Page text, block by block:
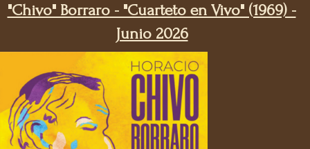
"Chivo" Borraro - "Cuarteto en Vivo" (1969) -
Junio 2026